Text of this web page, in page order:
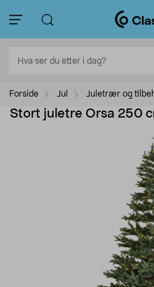
Forside Jul Juletrær og
Stort juletre Orsa 250